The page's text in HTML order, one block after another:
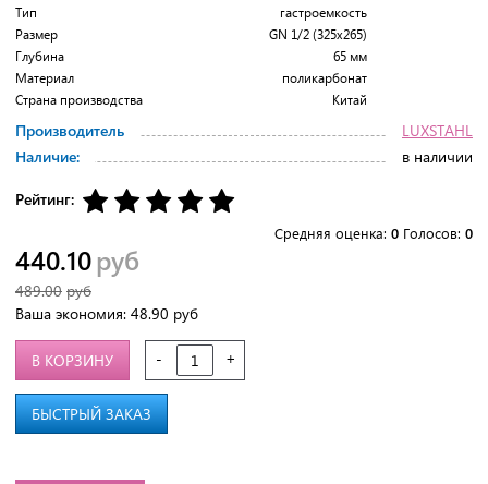
Тип
гастроемкость
Размер
GN 1/2 (325x265)
Глубина
65 мм
Материал
поликарбонат
Страна производства
Китай
Производитель
LUXSTAHL
Наличие:
в наличии
Рейтинг:
Средняя оценка: 0 Голосов: 0
440.10руб
489.00 руб
Ваша экономия: 48.90 руб
- +
В КОРЗИНУ
БЫСТРЫЙ ЗАКАЗ